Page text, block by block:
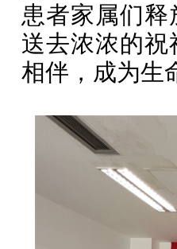
患者家属们
送去浓浓的
相伴，成为生